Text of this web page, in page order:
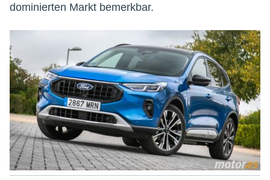
dominierten Markt bemerkbar.